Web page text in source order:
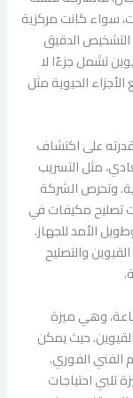
سواء كانت مركزية
الدقيق
تشمل جزءًا لا
الحيوية مثل
على اكتشاف
مثل التسريب
وتحرص الشركة
تصليح مكيفات في
الأمد للجهاز.
والتصليح
وهي ميزة
حيث يمكن
الفني الفوري.
تلبي احتياجات